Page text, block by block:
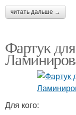
читать дальше →
Фартук
Для кого: